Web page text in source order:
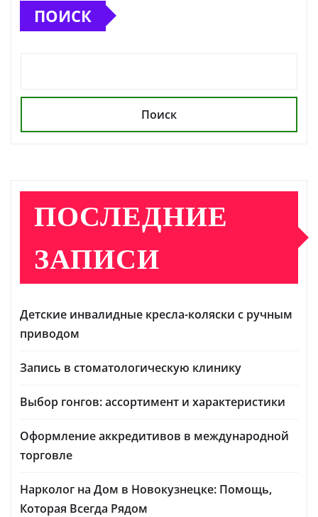
ПОИСК
Поиск
ПОСЛЕДНИЕ
ЗАПИСИ
Детские инвалидные кресла-коляски с ручным
приводом
Запись в стоматологическую клинику
Выбор гонгов: ассортимент и характеристики
Оформление аккредитивов в международной
торговле
Нарколог на Дом в Новокузнецке: Помощь,
Которая Всегда Рядом